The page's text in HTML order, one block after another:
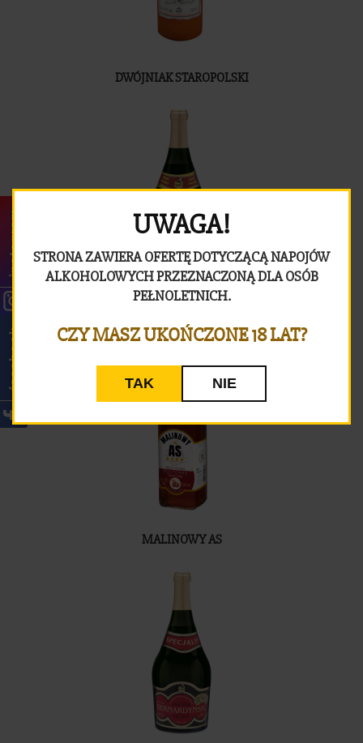
DWÓJNIAK STAROPOLSKI
MALINOWY AS
facebook
instagram UWAGA!
STRONA ZAWIERA OFERTĘ DOTYCZĄCĄ NAPOJÓW
ALKOHOLOWYCH PRZEZNACZONĄ DLA OSÓB
PEŁNOLETNICH.
CZY MASZ UKOŃCZONE 18 LAT?
TAK NIE